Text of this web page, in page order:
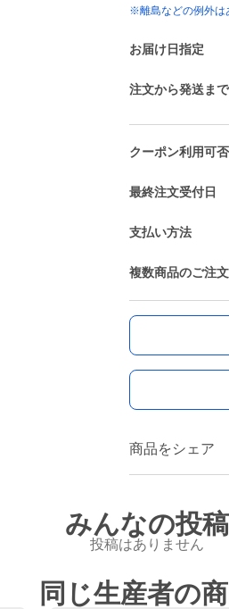
※離島などの例外は
お届け日指定
注文から発送まで
クーポン利用可否
最終注文受付日
支払い方法
複数商品のご注
商品をシェア
みんなの投稿
投稿はありません
同じ生産者の